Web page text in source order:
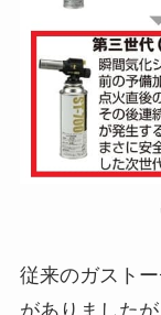
従来のガスト